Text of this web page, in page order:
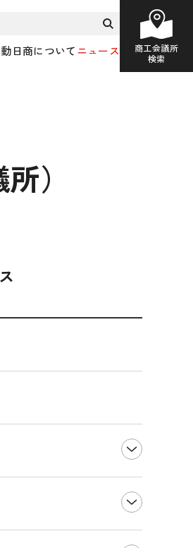
日商についてニュース
商工会議所
検索
）